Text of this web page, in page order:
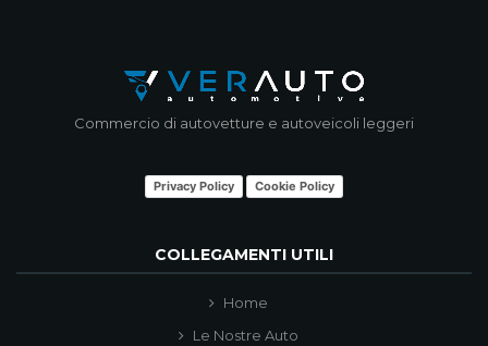
Commercio di autovetture e autoveicoli leggeri
Privacy Policy Cookie Policy
COLLEGAMENTI UTILI
Home
Le Nostre Auto